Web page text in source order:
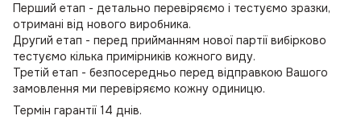
Перший етап - детально перевіряємо і тестуємо зразки,
отримані від нового виробника.
Другий етап - перед прийманням нової партії вибірково
тестуємо кілька примірників кожного виду.
Третій етап - безпосередньо перед відправкою Вашого
замовлення ми перевіряємо кожну одиницю.
Термін гарантії 14 днів.